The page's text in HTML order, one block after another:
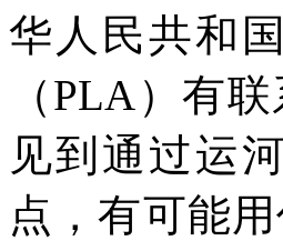
华人民共和
（PLA ）有
见到通过运
点，有可能